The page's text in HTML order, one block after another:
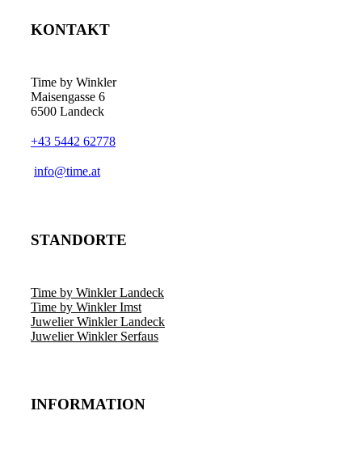
KONTAKT
Time by Winkler
Maisengasse 6
6500 Landeck
+43 5442 62778
­info@time.at
STANDORTE
Time by Winkler Landeck
Time by Winkler Imst
Juwelier Winkler Landeck
Juwelier Winkler Serfaus
INFORMATION